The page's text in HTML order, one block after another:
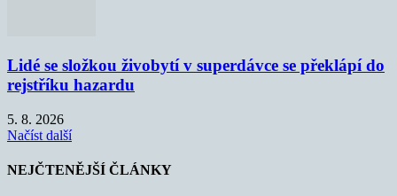
Lidé se složkou živobytí v superdávce se překlápí do
rejstříku hazardu
5. 8. 2026
Načíst další
NEJČTENĚJŠÍ ČLÁNKY